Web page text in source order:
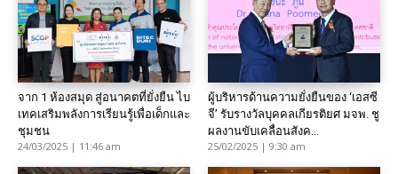
จาก 1 ห้องสมุด สู่อนาคตที่ยั่งยืน ไบ
เทคเสริมพลังการเรียนรู้เพื่อเด็กและ
ชุมชน
24/03/2025 | 11:46 am
ผู้บริหารด้านความยั่งยืนของ ‘เอสซี
จี’ รับรางวัลบุคคลเกียรติยศ มจพ. ชู
ผลงานขับเคลื่อนสังค...
25/02/2025 | 9:30 am